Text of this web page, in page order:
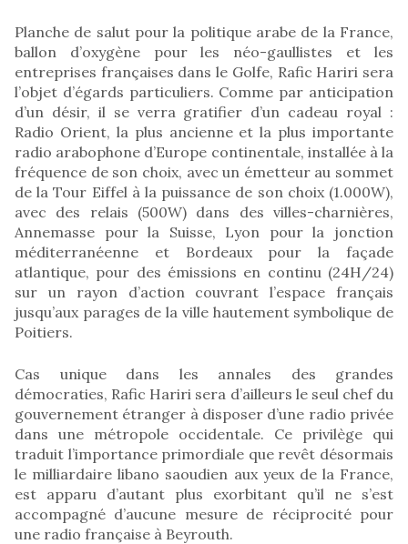
Planche de salut pour la politique arabe de la France,
ballon d’oxygène pour les néo-gaullistes et les
entreprises françaises dans le Golfe, Rafic Hariri sera
l’objet d’égards particuliers. Comme par anticipation
d’un désir, il se verra gratifier d’un cadeau royal :
Radio Orient, la plus ancienne et la plus importante
radio arabophone d’Europe continentale, installée à la
fréquence de son choix, avec un émetteur au sommet
de la Tour Eiffel à la puissance de son choix (1.000W),
avec des relais (500W) dans des villes-charnières,
Annemasse pour la Suisse, Lyon pour la jonction
méditerranéenne et Bordeaux pour la façade
atlantique, pour des émissions en continu (24H/24)
sur un rayon d’action couvrant l’espace français
jusqu’aux parages de la ville hautement symbolique de
Poitiers.
Cas unique dans les annales des grandes
démocraties, Rafic Hariri sera d’ailleurs le seul chef du
gouvernement étranger à disposer d’une radio privée
dans une métropole occidentale. Ce privilège qui
traduit l’importance primordiale que revêt désormais
le milliardaire libano saoudien aux yeux de la France,
est apparu d’autant plus exorbitant qu’il ne s’est
accompagné d’aucune mesure de réciprocité pour
une radio française à Beyrouth.